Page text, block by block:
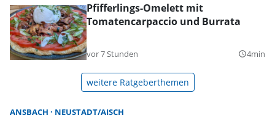
Pfifferlings-Omelett mit
Tomatencarpaccio und Burrata
vor 7 Stunden query_builder4min
weitere Ratgeberthemen
ANSBACH NEUSTADT/AISCH